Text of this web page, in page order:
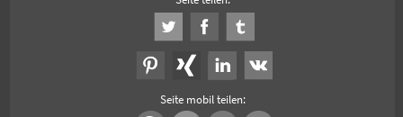
Seite mobil teilen: